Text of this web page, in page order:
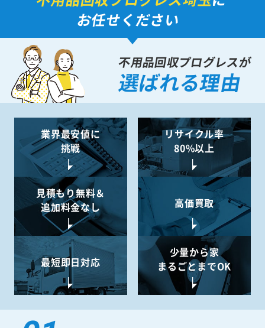
お任せください
不用品回収プログレスが
選ばれる理由
業界最安値に
挑戦
リサイクル率
80%以上
見積もり無料＆
追加料金なし
高価買取
最短即日対応
少量から家
まるごとまでOK